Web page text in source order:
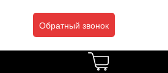
Обратный звонок